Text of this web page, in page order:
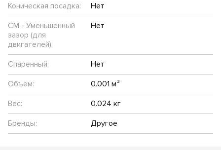
Коническая посадка:
Нет
CM - Уменьшенный
зазор (для
двигателей):
Нет
Спаренный:
Нет
Объем:
0.001 м³
Вес:
0.024 кг
Бренды:
Другое